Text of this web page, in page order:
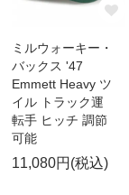
ミルウォーキー・
バックス '47
Emmett Heavy ツ
イル トラック運
転手 ヒッチ 調節
可能
11,080円(税込)